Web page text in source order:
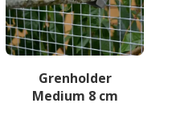
Grenholder
Medium 8 cm